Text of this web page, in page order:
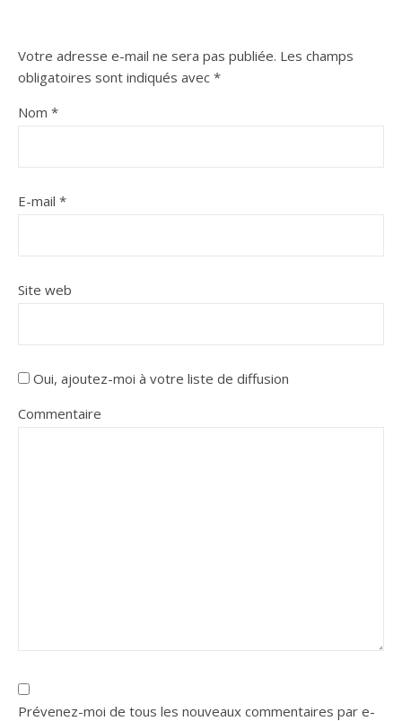
Votre adresse e-mail ne sera pas publiée. Les champs
obligatoires sont indiqués avec *
Nom *
E-mail *
Site web
Oui, ajoutez-moi à votre liste de diffusion
Commentaire
Prévenez-moi de tous les nouveaux commentaires par e-